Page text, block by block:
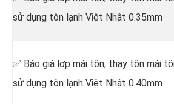
sử dụng tôn lạnh Việt Nhật 0.35mm
✅ Báo giá lợp mái tôn, thay tôn mái
sử dụng tôn lạnh Việt Nhật 0.40mm